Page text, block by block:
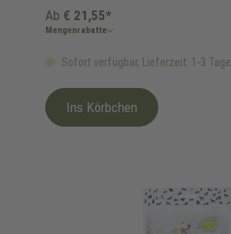
Sofort verfügbar, Lieferzeit: 1-3 Tage
Ab € 21,55*
Mengenrabatte
Ins Körbchen